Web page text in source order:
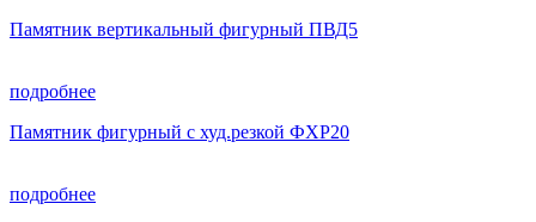
Памятник вертикальный фигурный ПВД5
подробнее
Памятник фигурный с худ.резкой ФХР20
подробнее